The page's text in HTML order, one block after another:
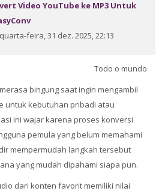
Video YouTube ke MP3 Untuk
feira, 31 dez. 2025, 22:13
Todo o mundo
bingung saat ingin mengambil
untuk kebutuhan pribadi atau
ini wajar karena proses konversi
pemula yang belum memahami
mempermudah langkah tersebut
yang mudah dipahami siapa pun.
dari konten favorit memiliki nilai